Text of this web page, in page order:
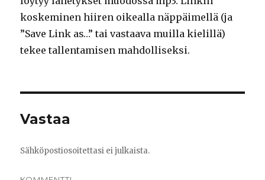
koskeminen hiiren oikealla näppäimellä (ja
”Save Link as…” tai vastaava muilla kielillä)
tekee tallentamisen mahdolliseksi.
Vastaa
Sähköpostiosoitettasi ei julkaista.